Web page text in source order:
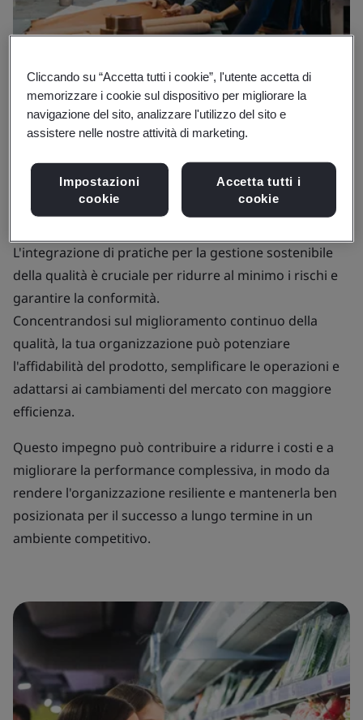
Promuovendo la fiducia dei consumatori,
l'efficienza operativa e la crescita a lungo
termine, nel settore consumer e retail la
garanzia della qualità è la base del successo.
L'integrazione di pratiche per la gestione sostenibile
della qualità è cruciale per ridurre al minimo i rischi e
garantire la conformità.
Concentrandosi sul miglioramento continuo della
qualità, la tua organizzazione può potenziare
l'affidabilità del prodotto, semplificare le operazioni e
adattarsi ai cambiamenti del mercato con maggiore
efficienza.
Questo impegno può contribuire a ridurre i costi e a
migliorare la performance complessiva, in modo da
rendere l'organizzazione resiliente e mantenerla ben
posizionata per il successo a lungo termine in un
ambiente competitivo.
Cliccando su “Accetta tutti i cookie”, l'utente accetta di
memorizzare i cookie sul dispositivo per migliorare la
navigazione del sito, analizzare l'utilizzo del sito e
assistere nelle nostre attività di marketing.
Impostazioni
cookie
Accetta tutti i
cookie